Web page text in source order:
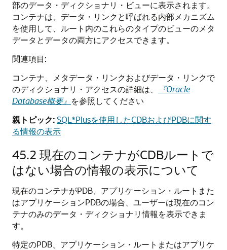
部のデータ・ディクショナリ・ビューに表示されます。
コンテナは、データ・リンクと呼ばれる内部メカニズム
を使用して、ルート内のこれらのタイプのビューのメタ
データとデータの両方にアクセスできます。
関連項目:
コンテナ、メタデータ・リンクおよびデータ・リンクで
のディクショナリ・アクセスの詳細は、
『Oracle
Database概要』 を参照してください
親トピック:SQL*Plusを使用したCDBおよびPDBに関す
る情報の表示
45.2 現在のコンテナがCDBルートで
はない場合の情報の表示について
現在のコンテナがPDB、アプリケーション・ルートまた
はアプリケーションPDBの場合、ユーザーは現在のコン
テナのみのデータ・ディクショナリ情報を表示できま
す。
特定のPDB、アプリケーション・ルートまたはアプリケ